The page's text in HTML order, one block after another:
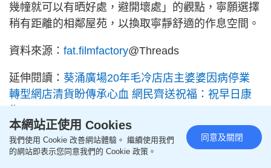
幾幢就可以有晒好處，避開壞處」的觀點，寧願選擇
稍有距離的相鄰屋苑，以換取寧靜舒適的作息空間。
資料來源： fat.filmfactory@Threads
延伸閱讀： 葵涌廣場20年毛冷店店主婆婆因病停業
轉型網店清貨盼傳承心血 網民齊送祝福：祝早日康
↓追蹤《星島頭條》WhatsApp頻道↓
本網站正使用 Cookies
我們使用 Cookie 改善網站體驗。 繼續使用我們
的網站即表示您同意我們的 Cookie 政策。
同意及關閉